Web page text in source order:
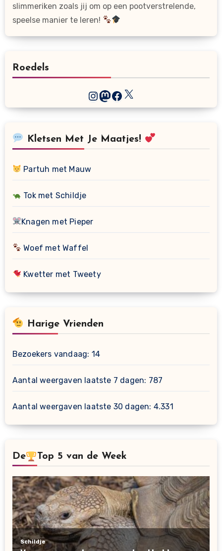
slimmeriken zoals jij om op een pootverstrelende,
speelse manier te leren!
Roedels
Instagram
Mastodon
Facebook
X
Kletsen Met Je Maatjes!
Partuh met Mauw
Tok met Schildje
Knagen met Pieper
Woef met Waffel
Kwetter met Tweety
Harige Vrienden
Bezoekers vandaag: 14
Aantal weergaven laatste 7 dagen: 787
Aantal weergaven laatste 30 dagen: 4.331
De Top 5 van de Week